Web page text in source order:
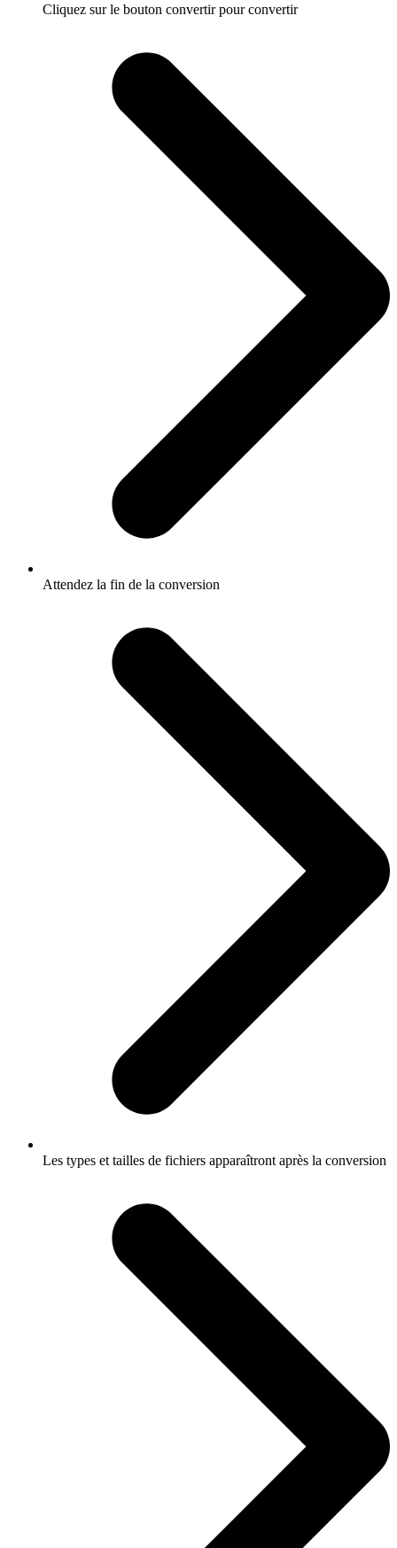
Cliquez sur le bouton convertir pour convertir
Attendez la fin de la conversion
Les types et tailles de fichiers apparaîtront après la conversion